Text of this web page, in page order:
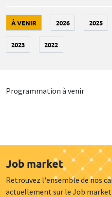
À VENIR 2026 2025
2023 2022
Programmation à venir
Job market
Retrouvez l'ensemble de nos
actuellement sur le Job market